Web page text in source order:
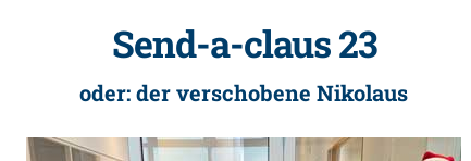
Send-a-claus 23
oder: der verschobene Nikolaus